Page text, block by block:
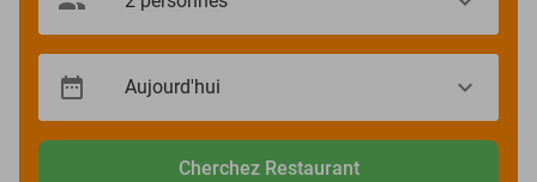
Cherchez Restaurant